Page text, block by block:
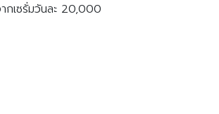
กเซรั่มวันละ 20,000